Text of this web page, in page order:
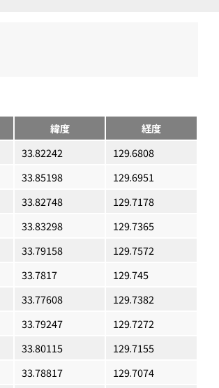
緯度
経度
33.82242
129.6808
33.85198
129.6951
33.82748
129.7178
33.83298
129.7365
33.79158
129.7572
33.7817
129.745
33.77608
129.7382
33.79247
129.7272
33.80115
129.7155
33.78817
129.7074